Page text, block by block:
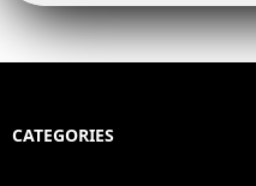
CATEGORIES